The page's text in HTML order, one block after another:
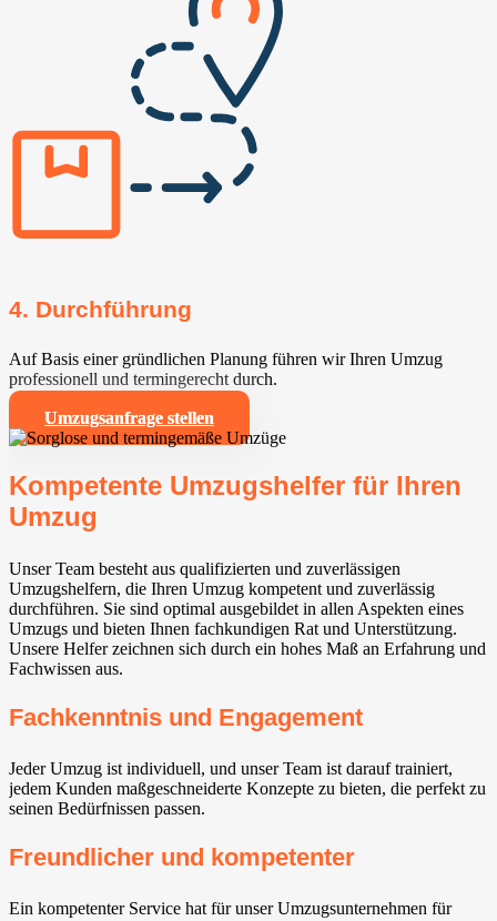
4. Durchführung
Auf Basis einer gründlichen Planung führen wir Ihren Umzug
professionell und termingerecht durch.
Umzugsanfrage stellen
Kompetente Umzugshelfer für Ihren
Umzug
Unser Team besteht aus qualifizierten und zuverlässigen
Umzugshelfern, die Ihren Umzug kompetent und zuverlässig
durchführen. Sie sind optimal ausgebildet in allen Aspekten eines
Umzugs und bieten Ihnen fachkundigen Rat und Unterstützung.
Unsere Helfer zeichnen sich durch ein hohes Maß an Erfahrung und
Fachwissen aus.
Fachkenntnis und Engagement
Jeder Umzug ist individuell, und unser Team ist darauf trainiert,
jedem Kunden maßgeschneiderte Konzepte zu bieten, die perfekt zu
seinen Bedürfnissen passen.
Freundlicher und kompetenter
Ein kompetenter Service hat für unser Umzugsunternehmen für